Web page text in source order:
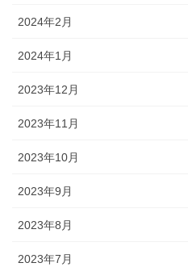
2024年2月
2024年1月
2023年12月
2023年11月
2023年10月
2023年9月
2023年8月
2023年7月